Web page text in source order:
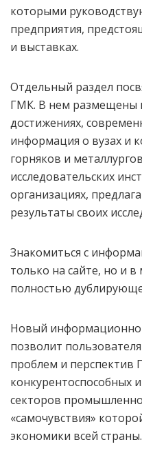
которыми
предприятия,
и выставках.
Отдельный раздел
ГМК. В нем размещены
достижениях,
информация о вузах и
горняков и
исследовательских
организациях,
результаты своих
Знакомиться с
только на сайте, но и
полностью
Новый информационно
позволит
проблем и перспектив
конкурентоспособных
секторов
«самочувствия»
экономики всей страны.